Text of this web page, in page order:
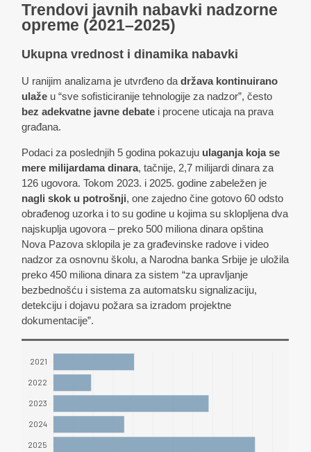
Trendovi javnih nabavki nadzorne
opreme (2021–2025)
Ukupna vrednost i dinamika nabavki
U ranijim analizama je utvrđeno dadržava kontinuirano
ulaže u “sve sofisticiranije tehnologije za nadzor”, često
bez adekvatne javne debate i procene uticaja na prava
građana.
Podaci za poslednjih 5 godina pokazuju ulaganja koja se
mere milijardama dinara, tačnije, 2,7 milijardi dinara za
126 ugovora. Tokom 2023. i 2025. godine zabeležen je
nagli skok u potrošnji, one zajedno čine gotovo 60 odsto
obrađenog uzorka i to su godine u kojima su sklopljena dva
najskuplja ugovora – preko 500 miliona dinara opština
Nova Pazova sklopila je za građevinske radove i video
nadzor za osnovnu školu, a Narodna banka Srbije je uložila
preko 450 miliona dinara za sistem “za upravljanje
bezbednošću i sistema za automatsku signalizaciju,
detekciju i dojavu požara sa izradom projektne
dokumentacije”.